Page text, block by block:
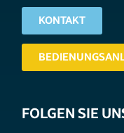
KONTAKT
FOLGEN SIE